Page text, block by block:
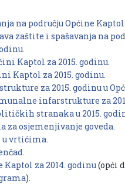
na području Općine Kaptol
zaštite i spašavanja na
Kaptol za 2015. godinu.
Kaptol za 2015. godinu.
za 2015. godinu u
infarstrukture za
stranaka u 2015.
osjemenjivanje goveda.
u vrtićima.
za 2014. godinu(opći
).